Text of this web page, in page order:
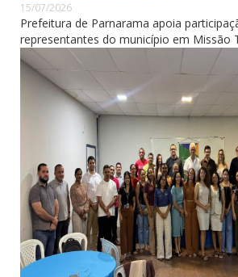
15/07/2026
Prefeitura de Parnarama apoia
representantes do município em Missão